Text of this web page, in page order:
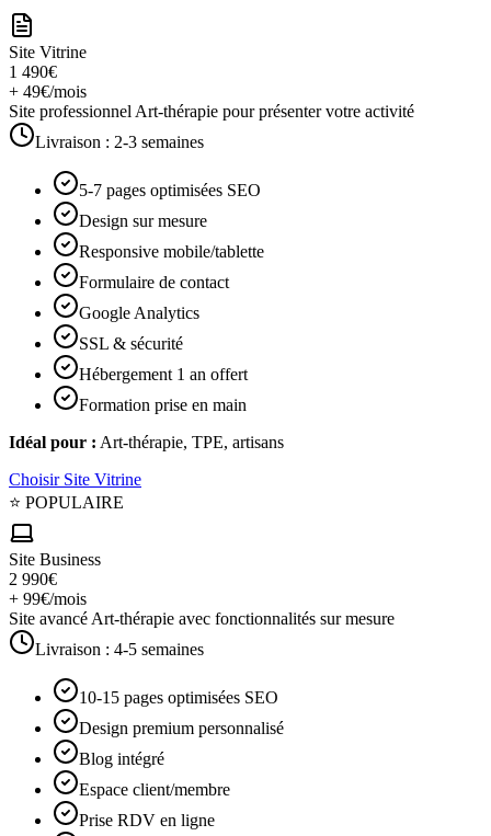
Site Vitrine
1 490€
+ 49€/mois
Site professionnel Art-thérapie pour présenter votre activité
Livraison : 2-3 semaines
5-7 pages optimisées SEO
Design sur mesure
Responsive mobile/tablette
Formulaire de contact
Google Analytics
SSL & sécurité
Hébergement 1 an offert
Formation prise en main
Idéal pour : Art-thérapie, TPE, artisans
Choisir Site Vitrine
⭐ POPULAIRE
Site Business
2 990€
+ 99€/mois
Site avancé Art-thérapie avec fonctionnalités sur mesure
Livraison : 4-5 semaines
10-15 pages optimisées SEO
Design premium personnalisé
Blog intégré
Espace client/membre
Prise RDV en ligne